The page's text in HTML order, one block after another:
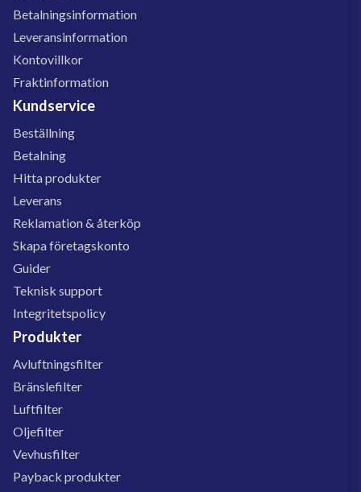
Betalningsinformation
Leveransinformation
Kontovillkor
Fraktinformation
Kundservice
Beställning
Betalning
Hitta produkter
Leverans
Reklamation & återköp
Skapa företagskonto
Guider
Teknisk support
Integritetspolicy
Produkter
Avluftningsfilter
Bränslefilter
Luftfilter
Oljefilter
Vevhusfilter
Payback produkter